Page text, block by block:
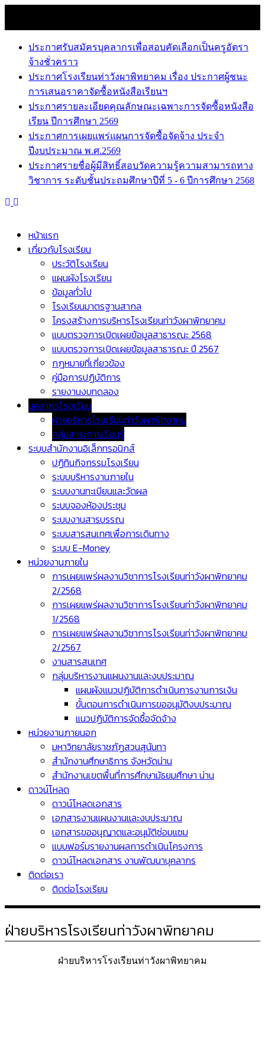
content
ประกาศรับสมัครบุคลากรเพื่อสอบคัดเลือกเป็นครูอัตรา
จ้างชั่วคราว
ประกาศโรงเรียนท่าวังผาพิทยาคม เรื่อง ประกาศผู้ชนะ
การเสนอราคาจัดซื้อหนังสือเรียนฯ
ประกาศรายละเอียดคุณลักษณะเฉพาะการจัดซื้อหนังสือ
เรียน ปีการศึกษา 2569
ประกาศการเผยแพร่แผนการจัดซื้อจัดจ้าง ประจำ
ปีงบประมาณ พ.ศ.2569
ประกาศรายชื่อผู้มีสิทธิ์สอบวัดความรู้ความสามารถทาง
วิชาการ ระดับชั้นประถมศึกษาปีที่ 5 - 6 ปีการศึกษา 2568
หน้าแรก
เกี่ยวกับโรงเรียน
ประวัติโรงเรียน
แผนผังโรงเรียน
ข้อมูลทั่วไป
โรงเรียนมาตรฐานสากล
โครงสร้างการบริหารโรงเรียนท่าวังผาพิทยาคม
แบบตรวจการเปิดเผยข้อมูลสาธารณะ 2568
แบบตรวจการเปิดเผยข้อมูลสาธารณะ ปี 2567
กฎหมายที่เกี่ยวข้อง
คู่มือการปฏิบัติการ
รายงานงบทดลอง
บุคลากรโรงเรียน
ฝ่ายบริหารโรงเรียนท่าวังผาพิทยาคม
กลุ่มสาระการเรียนรู้
ระบบสำนักงานอิเล็กทรอนิกส์
ปฏิทินกิจกรรมโรงเรียน
ระบบบริหารงานภายใน
ระบบงานทะเบียนและวัดผล
ระบบจองห้องประชุม
ระบบงานสารบรรณ
ระบบสารสนเทศเพื่อการเดินทาง
ระบบ E-Money
หน่วยงานภายใน
การเผยแพร่ผลงานวิชาการโรงเรียนท่าวังผาพิทยาคม
2/2568
การเผยแพร่ผลงานวิชาการโรงเรียนท่าวังผาพิทยาคม
1/2568
การเผยแพร่ผลงานวิชาการโรงเรียนท่าวังผาพิทยาคม
2/2567
งานสารสนเทศ
กลุ่มบริหารงานแผนงานและงบประมาณ
แผนผังแนวปฏิบัติการดำเนินการงานการเงิน
ขั้นตอนการดำเนินการขออนุมัติงบประมาณ
แนวปฏิบัติการจัดซื้อจัดจ้าง
หน่วยงานภายนอก
มหาวิทยาลัยราชภัฏสวนสุนันทา
สำนักงานศึกษาธิการ จังหวัดน่าน
สำนักงานเขตพื้นที่การศึกษามัธยมศึกษา น่าน
ดาวน์โหลด
ดาวน์โหลดเอกสาร
เอกสารงานแผนงานและงบประมาณ
เอกสารขออนุญาตและอนุมัติซ่อมแซม
แบบฟอร์มรายงานผลการดำเนินโครงการ
ดาวน์โหลดเอกสาร งานพัฒนาบุคลากร
ติดต่อเรา
ติดต่อโรงเรียน
ฝ่ายบริหารโรงเรียนท่าวังผาพิทยาคม
ฝ่ายบริหารโรงเรียนท่าวังผาพิทยาคม